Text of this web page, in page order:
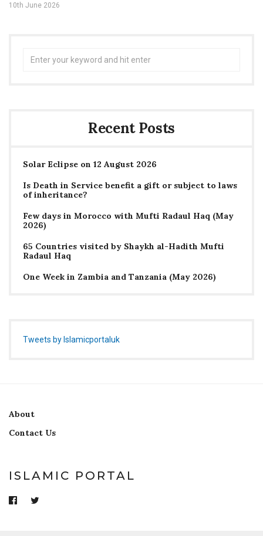
10th June 2026
Recent Posts
Solar Eclipse on 12 August 2026
Is Death in Service benefit a gift or subject to laws
of inheritance?
Few days in Morocco with Mufti Radaul Haq (May
2026)
65 Countries visited by Shaykh al-Hadith Mufti
Radaul Haq
One Week in Zambia and Tanzania (May 2026)
Tweets by Islamicportaluk
About
Contact Us
ISLAMIC PORTAL